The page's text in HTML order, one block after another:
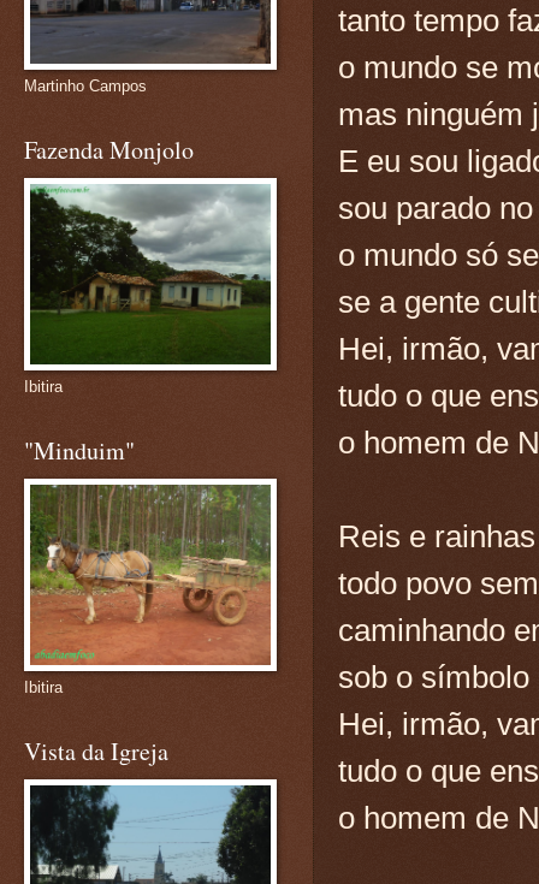
tanto tempo
o mundo se
mas ninguém
E eu sou
sou parado
o mundo só
se a gente
Hei, irmão,
tudo o que
o homem de
Reis e
todo povo
caminhando
sob o
Hei, irmão,
tudo o que
o homem de
Martinho Campos
Fazenda Monjolo
Ibitira
"Minduim"
Ibitira
Vista da Igreja